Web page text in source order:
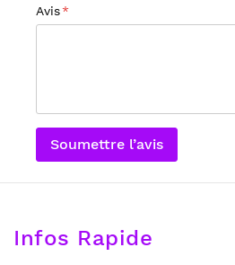
Avis
Soumettre l’avis
Infos Rapide